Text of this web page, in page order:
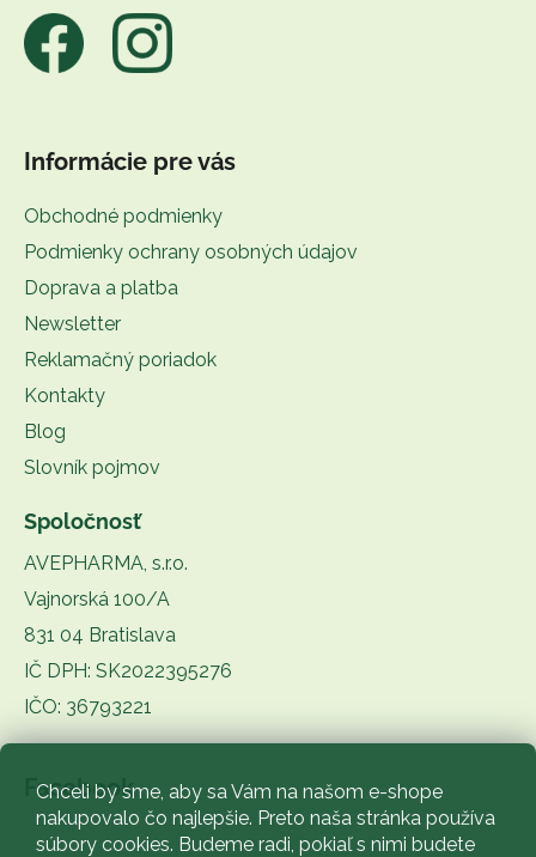
Chceli by sme, aby sa Vám na našom e-shope
nakupovalo čo najlepšie. Preto naša stránka používa
súbory cookies. Budeme radi, pokiaľ s nimi budete
Informácie pre vás
Obchodné podmienky
Podmienky ochrany osobných údajov
Doprava a platba
Newsletter
Reklamačný poriadok
Kontakty
Blog
Slovník pojmov
Spoločnosť
AVEPHARMA, s.r.o.
Vajnorská 100/A
831 04 Bratislava
IČ DPH: SK2022395276
IČO: 36793221
Facebook